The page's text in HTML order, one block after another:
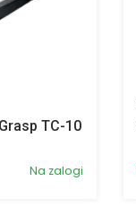
TC-10
Na zalogi